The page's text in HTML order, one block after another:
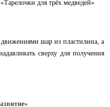
для трёх медведей»
движениями шар из пластилина, а
сверху для получения